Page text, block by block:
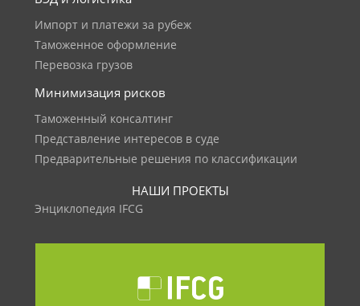
Импорт и платежи за рубеж
Таможенное оформление
Перевозка грузов
Минимизация рисков
Таможенный консалтинг
Представление интересов в суде
Предварительные решения по классификации
НАШИ ПРОЕКТЫ
Энциклопедия IFCG